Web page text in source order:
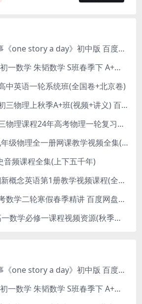
一天一个小故事《one story a day》初中版 百度网盘分享下载
初中数学 2024初一数学 朱韬数学 S班春季下 A+班春季下 百度云网盘
中英语一轮系统班(全国卷+北京卷)
杨萌物理2023初三物理上秋季A+班(视频+讲义) 百度网盘分享
2024赵玉峰高三物理课程24年高考物理一轮复习网课教程
沪科版(初三)九年级物理全一册网课教学视频全集(录播版 杜春雨 66讲)
音频课程全集(上下五千年)
[胡金铭 Diana]新概念英语第1册教学视频课程(全集 百度网盘下载)
胡源2024届高考数学二轮寒假春季精讲 百度网盘分享
2022赵礼显高一数学必修一课程视频资源(秋季班 含讲义)百度网盘云
一天一个小故事《one story a day》初中版 百度网盘分享下载
初中数学 2024初一数学 朱韬数学 S班春季下 A+班春季下 百度云网盘